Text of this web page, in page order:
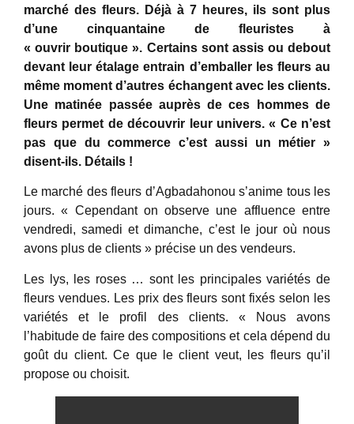
marché des fleurs. Déjà à 7 heures, ils sont plus
d’une cinquantaine de fleuristes à
« ouvrir boutique ». Certains sont assis ou debout
devant leur étalage entrain d’emballer les fleurs au
même moment d’autres échangent avec les clients.
Une matinée passée auprès de ces hommes de
fleurs permet de découvrir leur univers. « Ce n’est
pas que du commerce c’est aussi un métier »
disent-ils. Détails !
Le marché des fleurs d’Agbadahonou s’anime tous les
jours. « Cependant on observe une affluence entre
vendredi, samedi et dimanche, c’est le jour où nous
avons plus de clients » précise un des vendeurs.
Les lys, les roses … sont les principales variétés de
fleurs vendues. Les prix des fleurs sont fixés selon les
variétés et le profil des clients. « Nous avons
l’habitude de faire des compositions et cela dépend du
goût du client. Ce que le client veut, les fleurs qu’il
propose ou choisit.